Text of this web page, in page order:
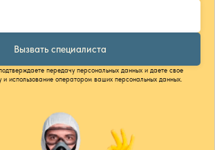
Вызвать специалиста
передачу персональных данных и даете свое
и использование оператором ваших персональных данных.